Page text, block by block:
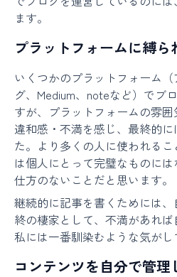
ます。
プラットフォームに縛ら
いくつかのプラットフォーム
グ、Medium、noteなど）でブ
すが、プラットフォームの雰
違和感・不満を感じ、最終的
た。より多くの人に使われる
は個人にとって完璧なものに
仕方のないことだと思います。
継続的に記事を書くためには
終の棲家として、不満があれ
私には一番馴染むような気がし
コンテンツを自分で管理